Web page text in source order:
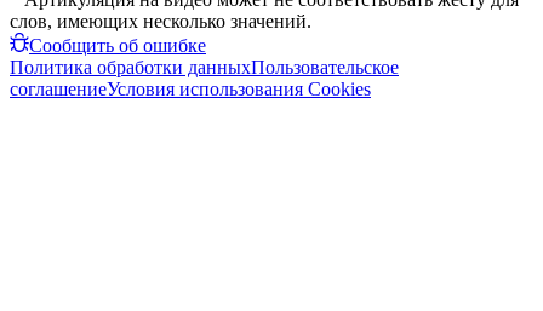
слов, имеющих несколько значений.
Сообщить об ошибке
Политика обработки данныхПользовательское
соглашениеУсловия использования Cookies